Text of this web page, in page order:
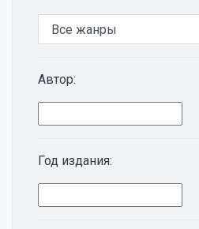
Автор:
Год издания: